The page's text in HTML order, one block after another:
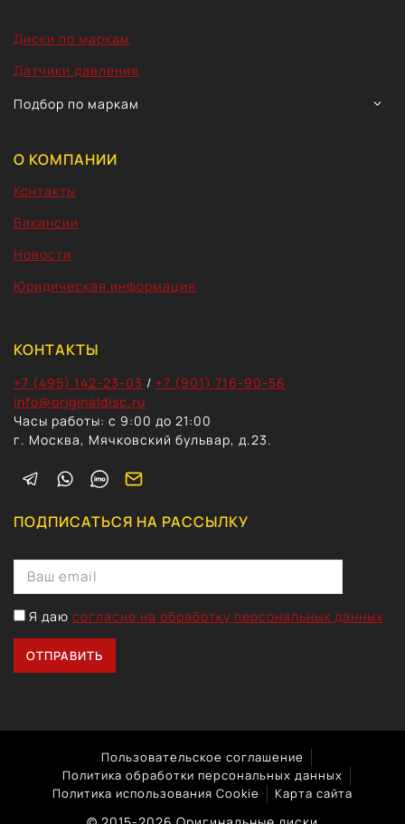
Диски по маркам
Датчики давления
Подбор по маркам
О КОМПАНИИ
Контакты
Вакансии
Новости
Юридическая информация
КОНТАКТЫ
+7 (495) 142-23-03 / +7 (901) 716-90-56
info@originaldisc.ru
Часы работы: с 9:00 до 21:00
г. Москва, Мячковский бульвар, д.23.
ПОДПИСАТЬСЯ НА РАССЫЛКУ
Я даю согласие на обработку персональных данных
Пользовательское соглашение
Политика обработки персональных данных
Политика использования Cookie
Карта сайта